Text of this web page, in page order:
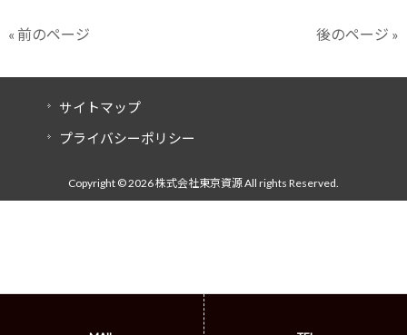
« 前のページ 後のページ »
サイトマップ
プライバシーポリシー
Copyright © 2026 株式会社東京資源 All rights Reserved.